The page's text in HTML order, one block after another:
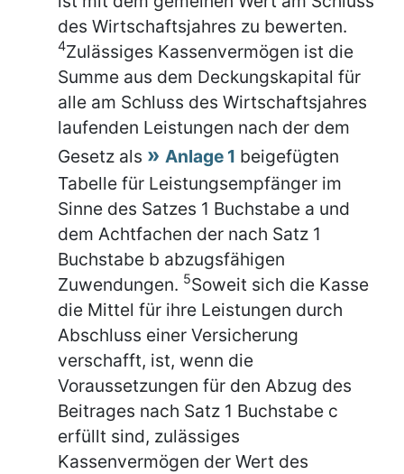
des Wirtschaftsjahres zu bewerten.
4Zulässiges Kassenvermögen ist die
Summe aus dem Deckungskapital für
alle am Schluss des Wirtschaftsjahres
laufenden Leistungen nach der dem
Gesetz als
Anlage 1 beigefügten
Tabelle für Leistungsempfänger im
Sinne des Satzes 1 Buchstabe a und
dem Achtfachen der nach Satz 1
Buchstabe b abzugsfähigen
Zuwendungen. 5Soweit sich die Kasse
die Mittel für ihre Leistungen durch
Abschluss einer Versicherung
verschafft, ist, wenn die
Voraussetzungen für den Abzug des
Beitrages nach Satz 1 Buchstabe c
erfüllt sind, zulässiges
Kassenvermögen der Wert des